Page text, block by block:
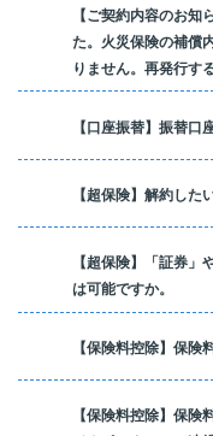
【ご契約内容のお知
た。火災保険の補償
りません。再発行す
【口座振替】振替口
【超保険】解約した
【超保険】「証券
は可能ですか。
【保険料控除】保険
【保険料控除】保